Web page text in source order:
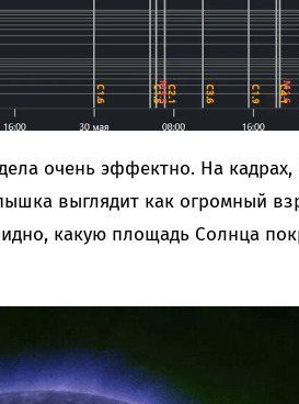
очень эффектно. На кадрах,
выглядит как огромный
какую площадь Солнца